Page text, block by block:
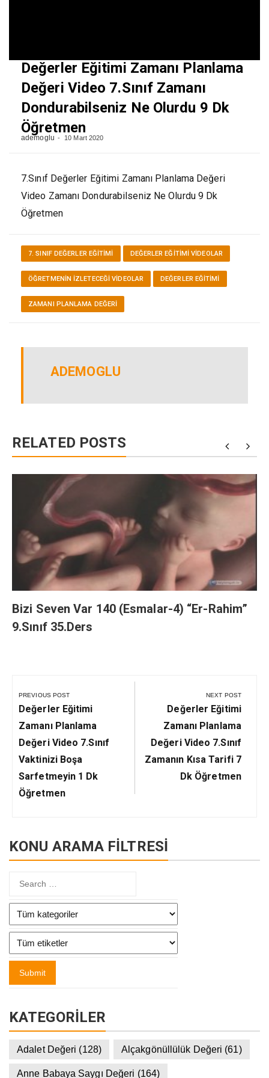
Değerler Eğitimi Zamanı Planlama
Değeri Video 7.Sınıf Zamanı
Dondurabilseniz Ne Olurdu 9 Dk
Öğretmen
ademoglu 10 Mart 2020
7.Sınıf Değerler Eğitimi Zamanı Planlama Değeri
Video Zamanı Dondurabilseniz Ne Olurdu 9 Dk
Öğretmen
7. SINIF DEĞERLER EĞITIMI DEĞERLER EĞITIMI VİDEOLAR
ÖĞRETMENIN İZLETECEĞI VIDEOLAR DEĞERLER EĞITIMI
ZAMANI PLANLAMA DEĞERI
ADEMOGLU
RELATED POSTS
Bizi Seven Var 140 (Esmalar-4) “Er-Rahim”
9.Sınıf 35.Ders
gezinmesi
PREVIOUS POST
Previous
Post:
Değerler Eğitimi
Zamanı Planlama
Değeri Video 7.Sınıf
Vaktinizi Boşa
Sarfetmeyin 1 Dk
Öğretmen
NEXT POST
Next
Post:
Değerler Eğitimi
Zamanı Planlama
Değeri Video 7.Sınıf
Zamanın Kısa Tarifi 7
Dk Öğretmen
KONU ARAMA FİLTRESİ
KATEGORILER
Adalet Değeri (128) Alçakgönüllülük Değeri (61)
Anne Babaya Saygı Değeri (164)